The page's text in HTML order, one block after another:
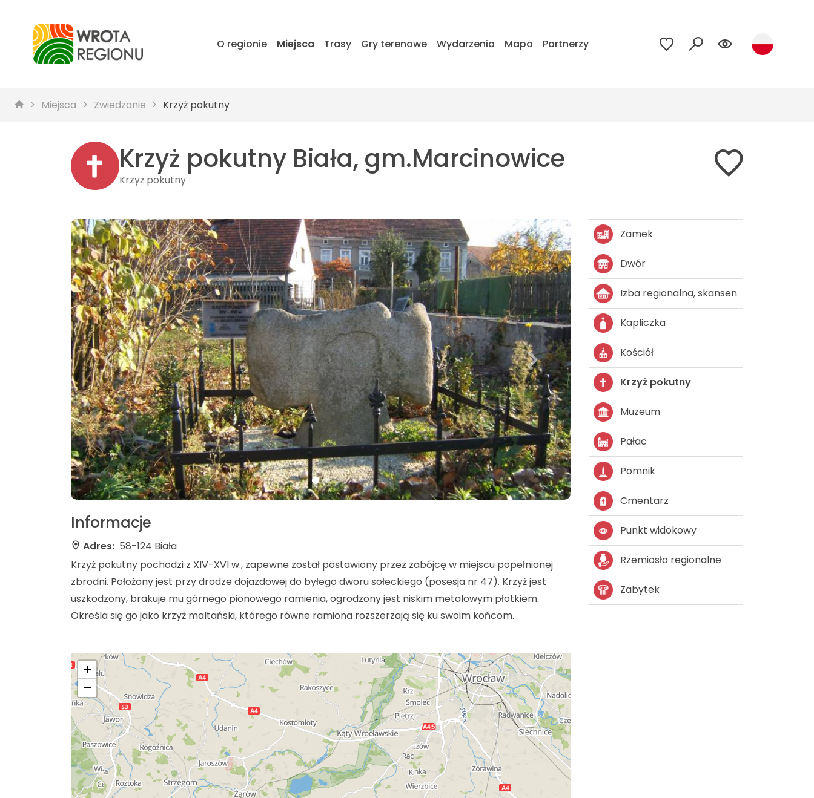
O regionie Miejsca Trasy Gry terenowe Wydarzenia Mapa Partnerzy
Miejsca Zwiedzanie Krzyż pokutny
Krzyż pokutny Biała, gm.Marcinowice
Krzyż pokutny
Informacje
Adres: 58-124 Biała
Krzyż pokutny pochodzi z XIV-XVI w., zapewne został postawiony przez zabójcę w miejscu popełnionej
zbrodni. Położony jest przy drodze dojazdowej do byłego dworu sołeckiego (posesja nr 47). Krzyż jest
uszkodzony, brakuje mu górnego pionowego ramienia, ogrodzony jest niskim metalowym płotkiem.
Określa się go jako krzyż maltański, którego równe ramiona rozszerzają się ku swoim końcom.
+
−
Zamek
Dwór
Izba regionalna, skansen
Kapliczka
Kościół
Krzyż pokutny
Muzeum
Pałac
Pomnik
Cmentarz
Punkt widokowy
Rzemiosło regionalne
Zabytek